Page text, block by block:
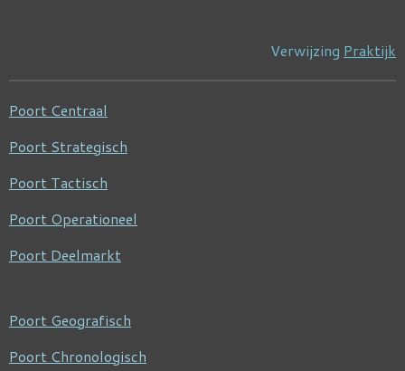
Verwijzing Praktijk
Poort Centraal
Poort Strategisch
Poort Tactisch
Poort Operationeel
Poort Deelmarkt
Poort Geografisch
Poort Chronologisch